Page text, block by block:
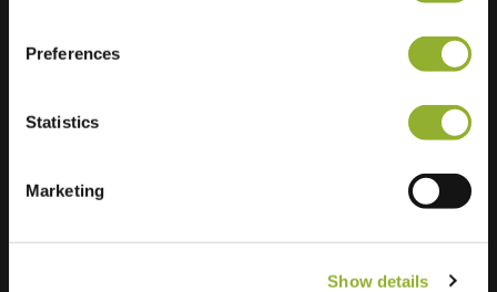
Preferences
Statistics
Marketing
Show details
Extra informatie